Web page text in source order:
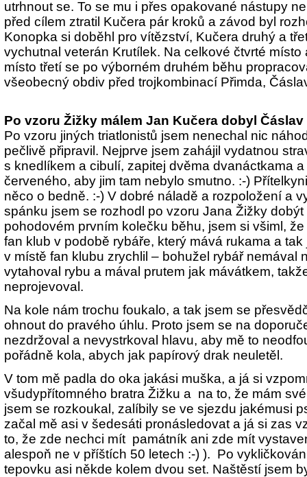
utrhnout se. To se mu i přes opakované nástupy
před cílem ztratil Kučera pár kroků a závod byl
Konopka si doběhl pro vítězství, Kučera druhý a
vychutnal veterán Krutílek. Na celkové čtvrté místo
místo třetí se po výborném druhém běhu
všeobecný obdiv před trojkombinací Přimda,
Po vzoru Žižky málem Jan Kučera dobyl
Po vzoru jiných triatlonistů jsem nenechal nic
pečlivě připravil. Nejprve jsem zahájil vydatnou
s knedlíkem a cibulí, zapitej dvěma dvanáctkama
červeného, aby jim tam nebylo smutno. :-)
něco o bedně. :-) V dobré náladě a rozpoložení a
spánku jsem se rozhodl po vzoru Jana Žižky
pohodovém prvním kolečku běhu, jsem si všiml,
fan klub v podobě rybáře, který mává rukama a
v místě fan klubu zrychlil – bohužel rybář nemával
vytahoval rybu a mával prutem jak mávátkem,
neprojevoval.
Na kole nám trochu foukalo, a tak jsem se
ohnout do pravého úhlu. Proto jsem se na
nezdržoval a nevystrkoval hlavu, aby mě to
pořádně kola, abych jak papírový drak neuletěl.
V tom mě padla do oka jakási muška, a já si
všudypřítomného bratra Žižku a na to, že mám
jsem se rozkoukal, zalíbily se ve sjezdu jakémusi
začal mě asi v šedesáti pronásledovat a já si zas
to, že zde nechci mít památník ani zde mít
alespoň ne v příštích 50 letech :-) ). Po
tepovku asi někde kolem dvou set. Naštěstí jsem